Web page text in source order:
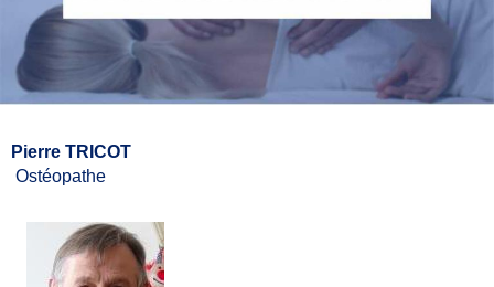
Pierre TRICOT
Ostéopathe